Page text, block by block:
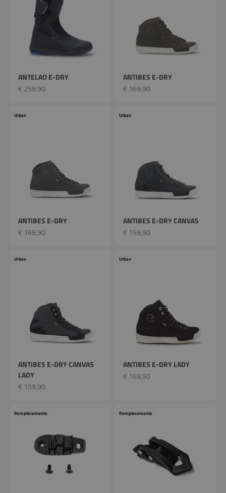
ANTELAO E-DRY
Prix remisé
€ 259,90
ANTIBES E-DRY
Prix remisé
€ 169,90
Urban
ANTIBES E-DRY
Prix remisé
€ 169,90
Urban
ANTIBES E-DRY CANVAS
Prix remisé
€ 159,90
Urban
ANTIBES E-DRY CANVAS
LADY
Prix remisé
€ 159,90
Urban
ANTIBES E-DRY LADY
Prix remisé
€ 169,90
Remplacements Remplacements